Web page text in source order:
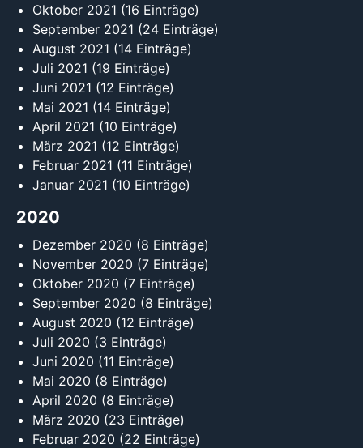
Oktober 2021 (16 Einträge)
September 2021 (24 Einträge)
August 2021 (14 Einträge)
Juli 2021 (19 Einträge)
Juni 2021 (12 Einträge)
Mai 2021 (14 Einträge)
April 2021 (10 Einträge)
März 2021 (12 Einträge)
Februar 2021 (11 Einträge)
Januar 2021 (10 Einträge)
2020
Dezember 2020 (8 Einträge)
November 2020 (7 Einträge)
Oktober 2020 (7 Einträge)
September 2020 (8 Einträge)
August 2020 (12 Einträge)
Juli 2020 (3 Einträge)
Juni 2020 (11 Einträge)
Mai 2020 (8 Einträge)
April 2020 (8 Einträge)
März 2020 (23 Einträge)
Februar 2020 (22 Einträge)